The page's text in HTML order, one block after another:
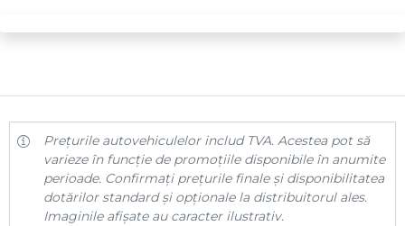
Prețurile autovehiculelor includ TVA. Acestea pot să
varieze în funcție de promoțiile disponibile în anumite
perioade. Confirmați prețurile finale și disponibilitatea
dotărilor standard și opționale la distribuitorul ales.
Imaginile afișate au caracter ilustrativ.